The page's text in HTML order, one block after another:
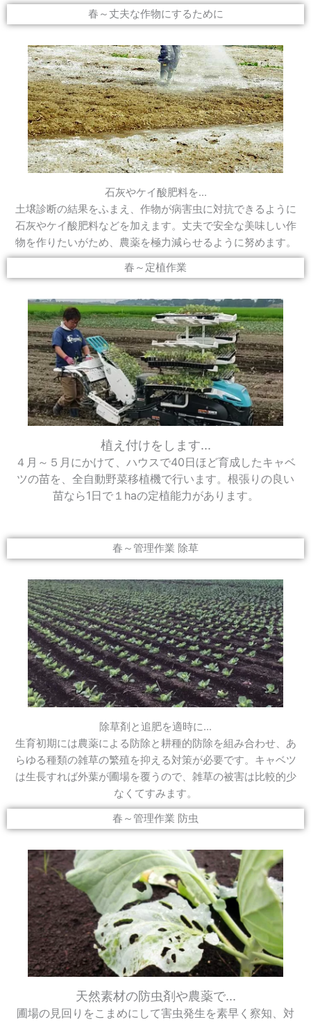
春～丈夫な作物にするために
石灰やケイ酸肥料を...
土壌診断の結果をふまえ、作物が病害虫に対抗できるように
石灰やケイ酸肥料などを加えます。丈夫で安全な美味しい作
物を作りたいがため、農薬を極力減らせるように努めます。
春～定植作業
植え付けをします...
４月～５月にかけて、ハウスで40日ほど育成したキャベ
ツの苗を、全自動野菜移植機で行います。根張りの良い
苗なら1日で１haの定植能力があります。
春～管理作業 除草
除草剤と追肥を適時に...
生育初期には農薬による防除と耕種的防除を組み合わせ、あ
らゆる種類の雑草の繁殖を抑える対策が必要です。キャベツ
は生長すれば外葉が圃場を覆うので、雑草の被害は比較的少
なくてすみます。
春～管理作業 防虫
天然素材の防虫剤や農薬で...
圃場の見回りをこまめにして害虫発生を素早く察知、対